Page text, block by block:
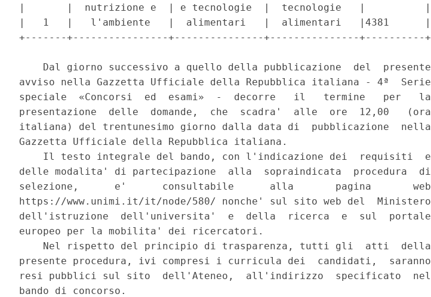
|       |  nutrizione e  | e tecnologie  |  tecnologie   |          |
|   1   |   l'ambiente   |  alimentari   |  alimentari   |4381      |
+-------+----------------+---------------+---------------+----------+
    Dal giorno successivo a quello della pubblicazione  del  presente
avviso nella Gazzetta Ufficiale della Repubblica italiana - 4ª  Serie
speciale  «Concorsi  ed  esami»  -  decorre   il   termine   per   la
presentazione  delle  domande,  che  scadra'  alle  ore  12,00   (ora
italiana) del trentunesimo giorno dalla data di  pubblicazione  nella
Gazzetta Ufficiale della Repubblica italiana.
    Il testo integrale del bando, con l'indicazione dei  requisiti  e
delle modalita' di partecipazione  alla  sopraindicata  procedura  di
selezione,      e'      consultabile      alla       pagina       web
https://www.unimi.it/it/node/580/ nonche' sul sito web del  Ministero
dell'istruzione  dell'universita'  e  della  ricerca  e  sul  portale
europeo per la mobilita' dei ricercatori.
    Nel rispetto del principio di trasparenza, tutti gli  atti  della
presente procedura, ivi compresi i curricula dei  candidati,  saranno
resi pubblici sul sito  dell'Ateneo,  all'indirizzo  specificato  nel
bando di concorso.